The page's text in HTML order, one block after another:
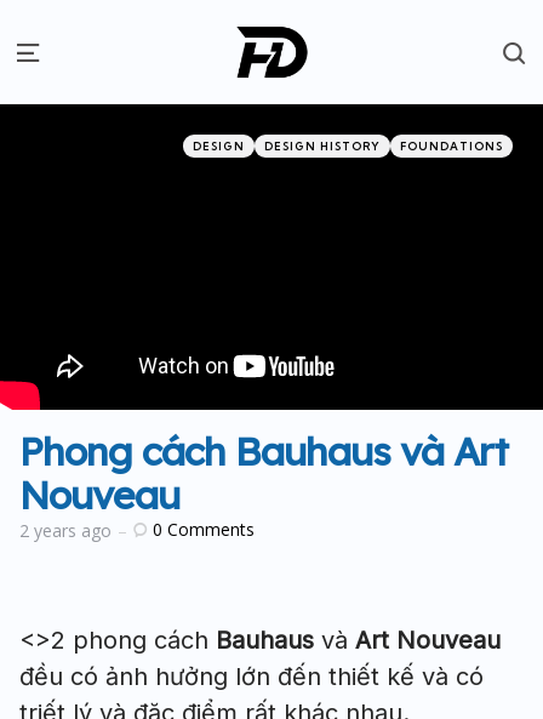
Menu
Categories
Posted
in
DESIGN DESIGN HISTORY FOUNDATIONS
Phong cách Bauhaus và Art
Nouveau
2 years ago 0 Comments
<>2 phong cách Bauhaus và Art Nouveau
đều có ảnh hưởng lớn đến thiết kế và có
triết lý và đặc điểm rất khác nhau.